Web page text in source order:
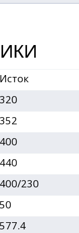
Исток
320
352
400
440
400/230
50
577.4